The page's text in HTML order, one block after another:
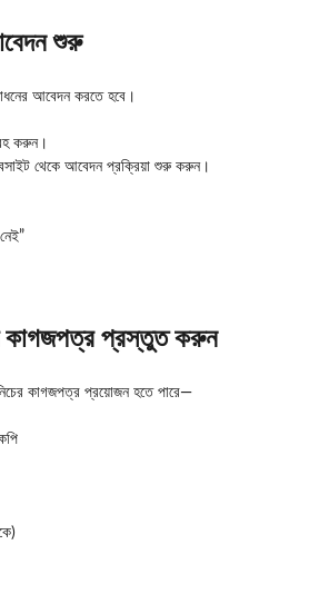
শুরু
আবেদন করতে হবে।
করুন।
থেকে আবেদন প্রক্রিয়া শুরু করুন।
কাগজপত্র প্রস্তুত করুন
কাগজপত্র প্রয়োজন হতে পারে—